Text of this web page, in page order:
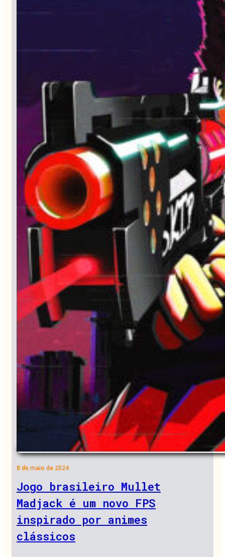
8 de maio de 2024
Jogo brasileiro Mullet
Madjack é um novo FPS
inspirado por animes
clássicos